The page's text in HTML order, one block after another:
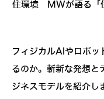
住環境 MWが語る「
フィジカルAIやロボッ
るのか。斬新な発想と
ジネスモデルを紹介し